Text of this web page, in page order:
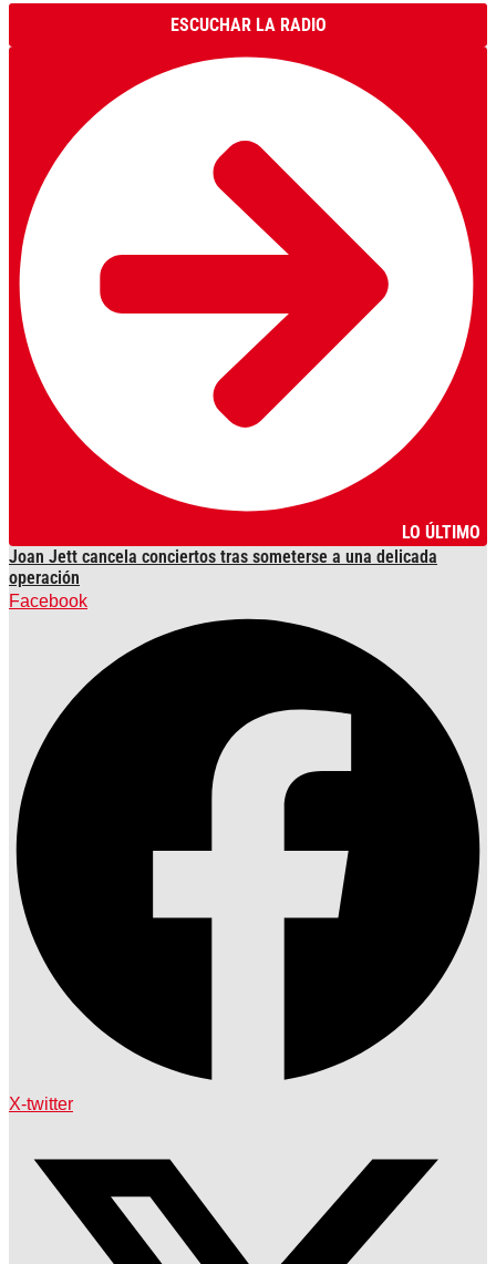
ESCUCHAR LA RADIO
LO ÚLTIMO
Joan Jett cancela conciertos tras someterse a una delicada
operación
Facebook
X-twitter